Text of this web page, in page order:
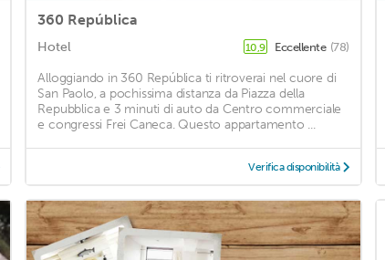
360 República
Hotel 10,9 Eccellente (78)
Alloggiando in 360 República ti ritroverai nel cuore di
San Paolo, a pochissima distanza da Piazza della
Repubblica e 3 minuti di auto da Centro commerciale
e congressi Frei Caneca. Questo appartamento ...
Verifica disponibilità